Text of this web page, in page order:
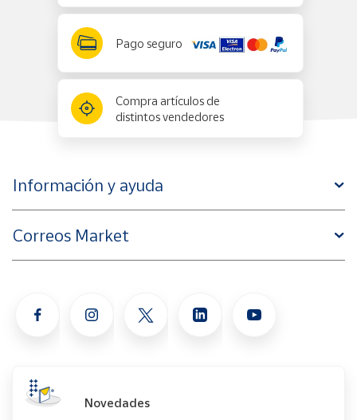
Pago seguro
Compra artículos de
distintos vendedores
Información y ayuda
Correos Market
Novedades